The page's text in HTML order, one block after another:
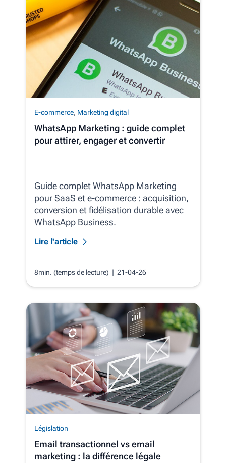
E-commerce, Marketing digital
WhatsApp Marketing : guide complet
pour attirer, engager et convertir
Guide complet WhatsApp Marketing
pour SaaS et e‑commerce : acquisition,
conversion et fidélisation durable avec
WhatsApp Business.
Lire l'article
8min. (temps de lecture) | 21-04-26
Législation
Email transactionnel vs email
marketing : la différence légale